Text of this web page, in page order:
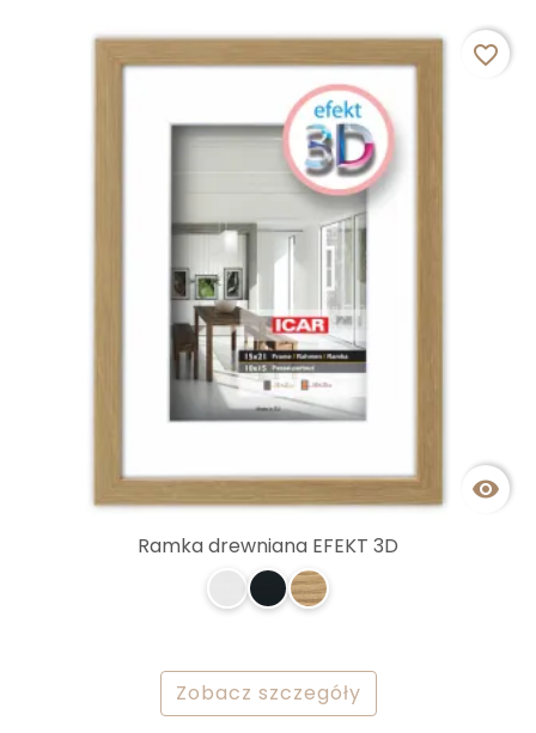

favorite_border
Ramka drewniana EFEKT 3D
Zobacz szczegóły